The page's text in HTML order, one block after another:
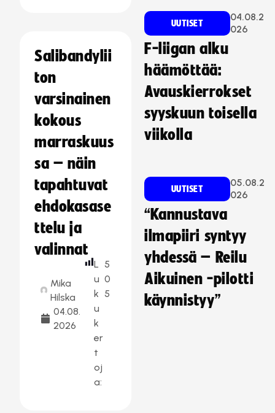
Salibandylii
ton
varsinainen
kokous
marraskuus
sa – näin
tapahtuvat
ehdokasase
ttelu ja
valinnat
Mika
Hilska
04.08.
2026
L
u
k
u
k
er
t
oj
a:
5
0
5
UUTISET
04.08.2
026
F-liigan alku
häämöttää:
Avauskierrokset
syyskuun toisella
viikolla
UUTISET
05.08.2
026
“Kannustava
ilmapiiri syntyy
yhdessä – Reilu
Aikuinen -pilotti
käynnistyy”